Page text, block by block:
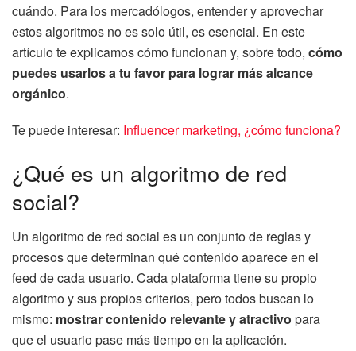
cuándo. Para los mercadólogos, entender y aprovechar
estos algoritmos no es solo útil, es esencial. En este
artículo te explicamos cómo funcionan y, sobre todo, cómo
puedes usarlos a tu favor para lograr más alcance
orgánico.
Te puede interesar: Influencer marketing, ¿cómo funciona?
¿Qué es un algoritmo de red
social?
Un algoritmo de red social es un conjunto de reglas y
procesos que determinan qué contenido aparece en el
feed de cada usuario. Cada plataforma tiene su propio
algoritmo y sus propios criterios, pero todos buscan lo
mismo: mostrar contenido relevante y atractivo para
que el usuario pase más tiempo en la aplicación.